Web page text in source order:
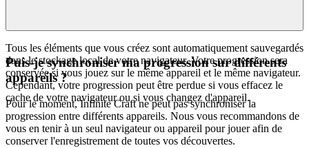
Tous les éléments que vous créez sont automatiquement sauvegardés
dans le stockage local de votre navigateur. Votre progression sera
conservée si vous jouez sur le même appareil et le même navigateur.
Cependant, votre progression peut être perdue si vous effacez le
cache de votre navigateur ou si vous changez d'appareil.
Puis-je synchroniser ma progression sur différents
appareils ?
Pour le moment, Infinite Craft ne peut pas synchroniser la
progression entre différents appareils. Nous vous recommandons de
vous en tenir à un seul navigateur ou appareil pour jouer afin de
conserver l'enregistrement de toutes vos découvertes.